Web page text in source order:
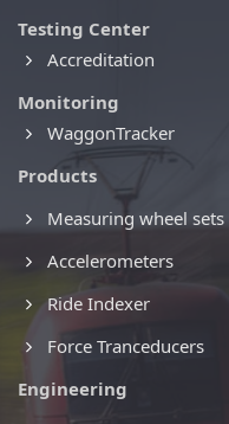
Testing Center
Accreditation
Monitoring
WaggonTracker
Products
Measuring wheel sets
Accelerometers
Ride Indexer
Force Tranceducers
Engineering